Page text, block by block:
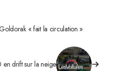
« fait la circulation »
drift sur la neige